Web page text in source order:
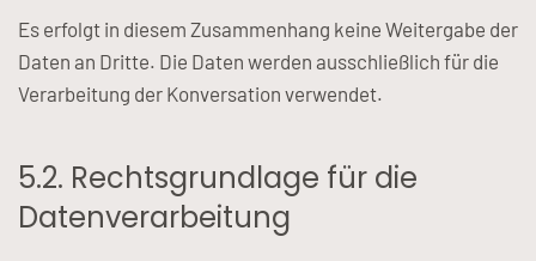
Es erfolgt in diesem Zusammenhang keine Weitergabe der
Daten an Dritte. Die Daten werden ausschließlich für die
Verarbeitung der Konversation verwendet.
5.2. Rechtsgrundlage für die
Datenverarbeitung